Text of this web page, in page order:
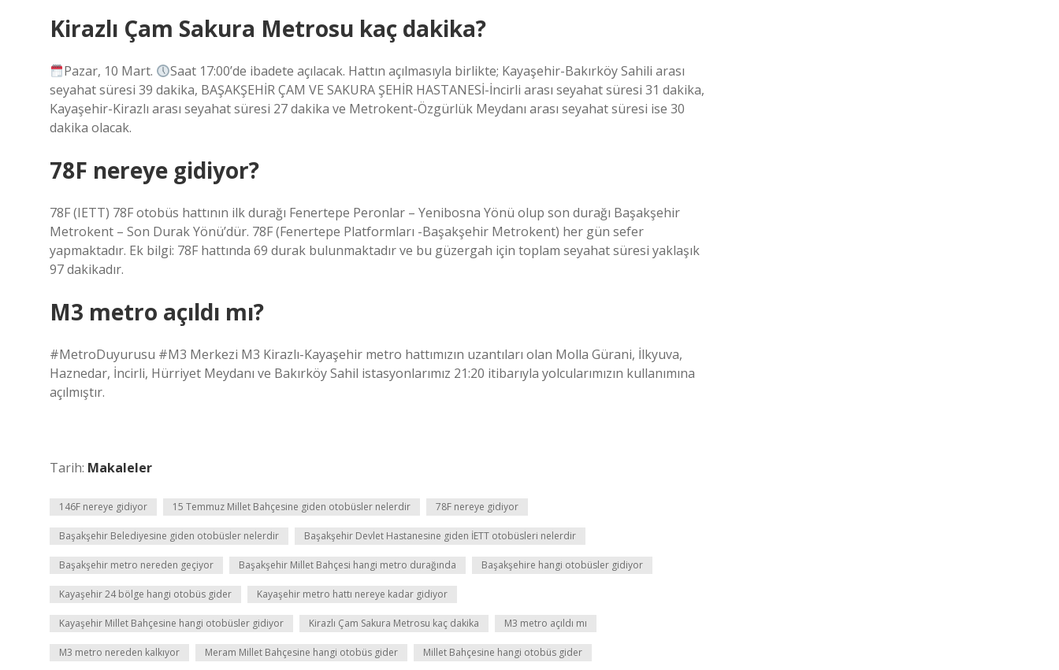
Kirazlı Çam Sakura Metrosu kaç dakika?
Pazar, 10 Mart.
Saat 17:00’de ibadete açılacak. Hattın açılmasıyla birlikte; Kayaşehir-Bakırköy Sahili arası
seyahat süresi 39 dakika, BAŞAKŞEHİR ÇAM VE SAKURA ŞEHİR HASTANESİ-İncirli arası seyahat süresi 31 dakika,
Kayaşehir-Kirazlı arası seyahat süresi 27 dakika ve Metrokent-Özgürlük Meydanı arası seyahat süresi ise 30
dakika olacak.
78F nereye gidiyor?
78F (IETT) 78F otobüs hattının ilk durağı Fenertepe Peronlar – Yenibosna Yönü olup son durağı Başakşehir
Metrokent – ​​​​​​Son Durak Yönü’dür. 78F (Fenertepe Platformları -Başakşehir Metrokent) her gün sefer
yapmaktadır. Ek bilgi: 78F hattında 69 durak bulunmaktadır ve bu güzergah için toplam seyahat süresi yaklaşık
97 dakikadır.
M3 metro açıldı mı?
#MetroDuyurusu #M3 Merkezi M3 Kirazlı-Kayaşehir metro hattımızın uzantıları olan Molla Gürani, İlkyuva,
Haznedar, İncirli, Hürriyet Meydanı ve Bakırköy Sahil istasyonlarımız 21:20 itibarıyla yolcularımızın kullanımına
açılmıştır.
Tarih: Makaleler
146F nereye gidiyor 15 Temmuz Millet Bahçesine giden otobüsler nelerdir 78F nereye gidiyor
Başakşehir Belediyesine giden otobüsler nelerdir Başakşehir Devlet Hastanesine giden İETT otobüsleri nelerdir
Başakşehir metro nereden geçiyor Başakşehir Millet Bahçesi hangi metro durağında Başakşehire hangi otobüsler gidiyor
Kayaşehir 24 bölge hangi otobüs gider Kayaşehir metro hattı nereye kadar gidiyor
Kayaşehir Millet Bahçesine hangi otobüsler gidiyor Kirazlı Çam Sakura Metrosu kaç dakika M3 metro açıldı mı
M3 metro nereden kalkıyor Meram Millet Bahçesine hangi otobüs gider Millet Bahçesine hangi otobüs gider